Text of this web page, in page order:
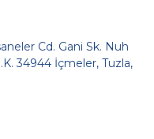
Cd. Gani Sk. Nuh
34944 İçmeler, Tuzla,